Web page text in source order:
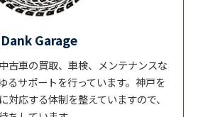
Dank Garage
古車の買取、車検、メンテナンスな
るサポートを行っています。神戸を
対応する体制を整えていますので、